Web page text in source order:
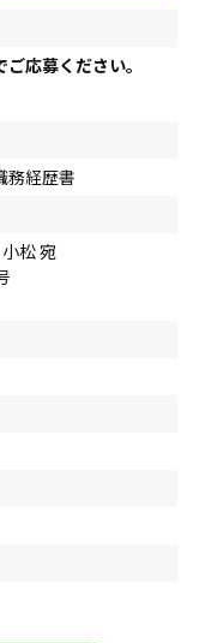
応募ください。
務経歴書
松 宛